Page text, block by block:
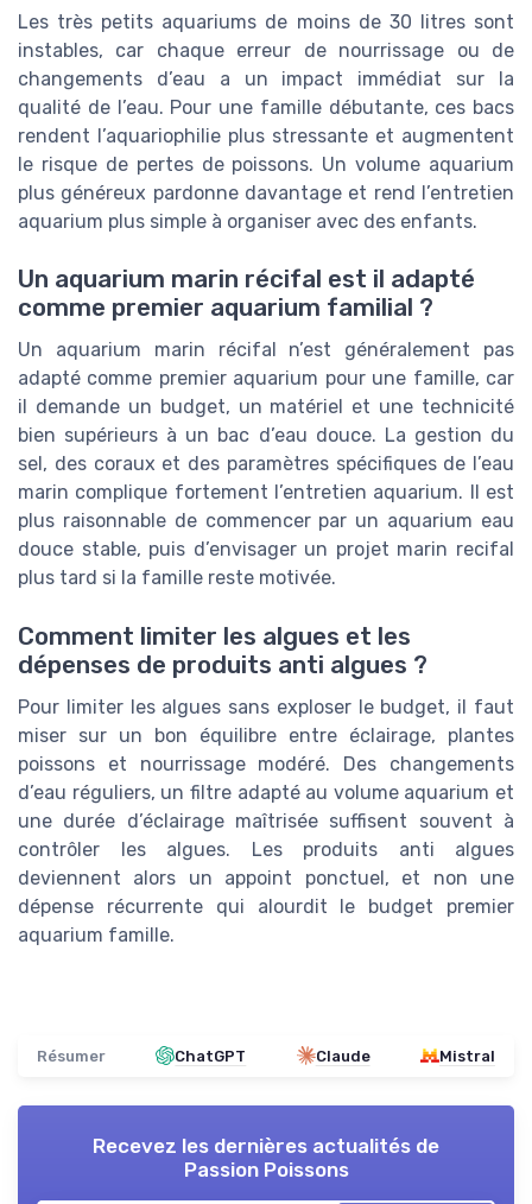
Les très petits aquariums de moins de 30 litres sont
instables, car chaque erreur de nourrissage ou de
changements d’eau a un impact immédiat sur la
qualité de l’eau. Pour une famille débutante, ces bacs
rendent l’aquariophilie plus stressante et augmentent
le risque de pertes de poissons. Un volume aquarium
plus généreux pardonne davantage et rend l’entretien
aquarium plus simple à organiser avec des enfants.
Un aquarium marin récifal est il adapté
comme premier aquarium familial ?
Un aquarium marin récifal n’est généralement pas
adapté comme premier aquarium pour une famille, car
il demande un budget, un matériel et une technicité
bien supérieurs à un bac d’eau douce. La gestion du
sel, des coraux et des paramètres spécifiques de l’eau
marin complique fortement l’entretien aquarium. Il est
plus raisonnable de commencer par un aquarium eau
douce stable, puis d’envisager un projet marin recifal
plus tard si la famille reste motivée.
Comment limiter les algues et les
dépenses de produits anti algues ?
Pour limiter les algues sans exploser le budget, il faut
miser sur un bon équilibre entre éclairage, plantes
poissons et nourrissage modéré. Des changements
d’eau réguliers, un filtre adapté au volume aquarium et
une durée d’éclairage maîtrisée suffisent souvent à
contrôler les algues. Les produits anti algues
deviennent alors un appoint ponctuel, et non une
dépense récurrente qui alourdit le budget premier
aquarium famille.
Résumer ChatGPT Claude Mistral
Recevez les dernières actualités de
Passion Poissons